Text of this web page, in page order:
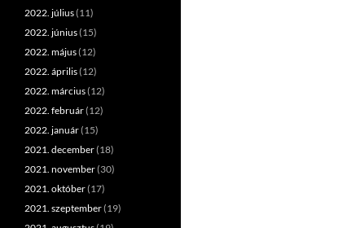
2022. július(11)
2022. június(15)
2022. május(12)
2022. április(12)
2022. március(12)
2022. február(12)
2022. január(15)
2021. december(18)
2021. november(30)
2021. október(17)
2021. szeptember(19)